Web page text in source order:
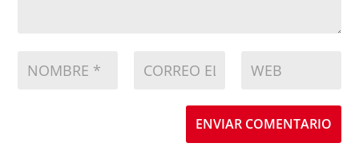
ENVIAR COMENTARIO